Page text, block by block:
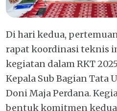
Di hari kedua,
rapat koordinasi teknis
kegiatan dalam RKT
Kepala Sub Bagian Tata
Doni Maja Perdana.
bentuk komitmen